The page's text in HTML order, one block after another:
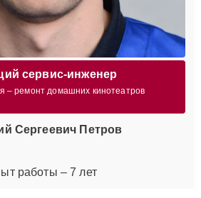
сервис-инженер
– ремонт домашних кинотеатров
Сергеевич Петров
работы – 7 лет